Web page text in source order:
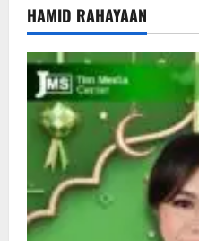
HAMID RAHAYAAN